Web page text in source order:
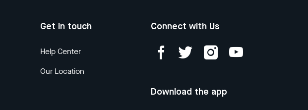
Get in touch
Help Center
Our Location
Connect with Us
Download the app